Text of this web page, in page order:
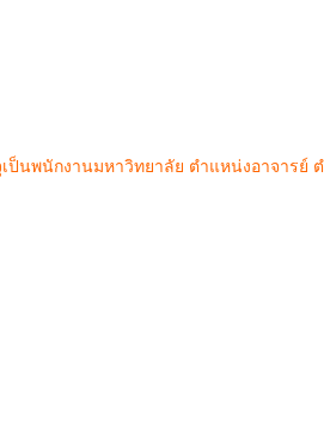
ป็นพนักงานมหาวิทยาลัย ตำแหน่งอาจารย์